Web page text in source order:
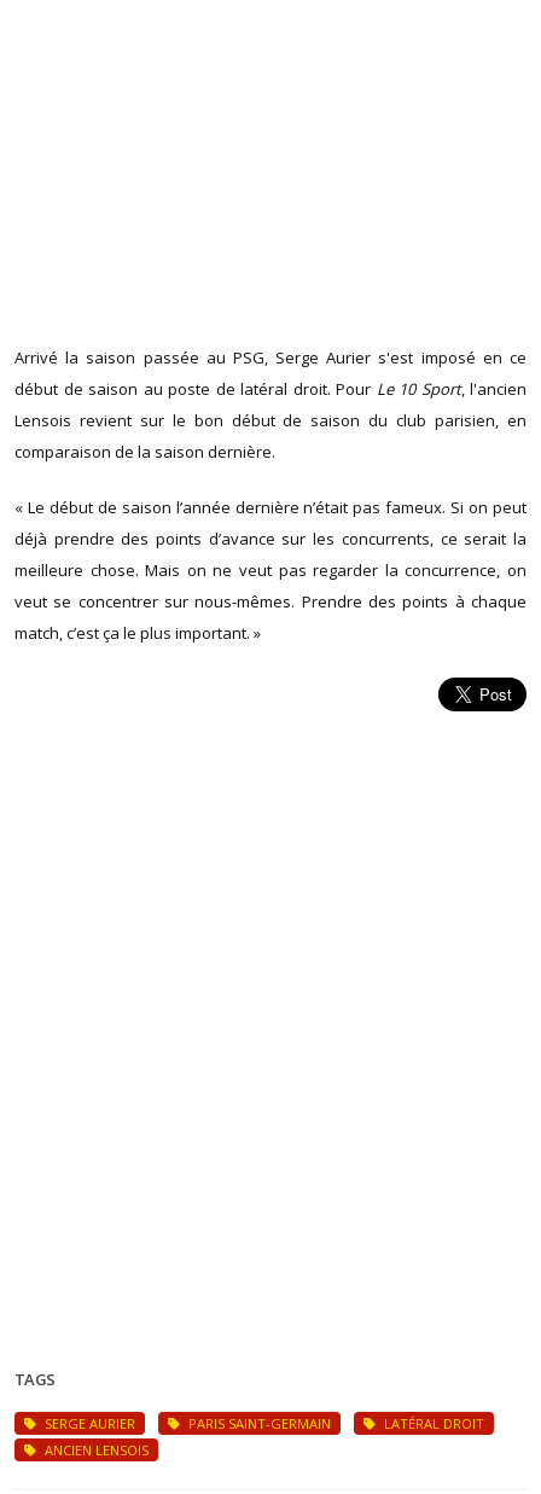
Arrivé la saison passée au PSG, Serge Aurier s'est imposé en ce
début de saison au poste de latéral droit. Pour Le 10 Sport, l'ancien
Lensois revient sur le bon début de saison du club parisien, en
comparaison de la saison dernière.
« Le début de saison l’année dernière n’était pas fameux. Si on peut
déjà prendre des points d’avance sur les concurrents, ce serait la
meilleure chose. Mais on ne veut pas regarder la concurrence, on
veut se concentrer sur nous-mêmes. Prendre des points à chaque
match, c’est ça le plus important. »
TAGS
SERGE AURIER PARIS SAINT-GERMAIN
LATÉRAL DROIT
ANCIEN LENSOIS